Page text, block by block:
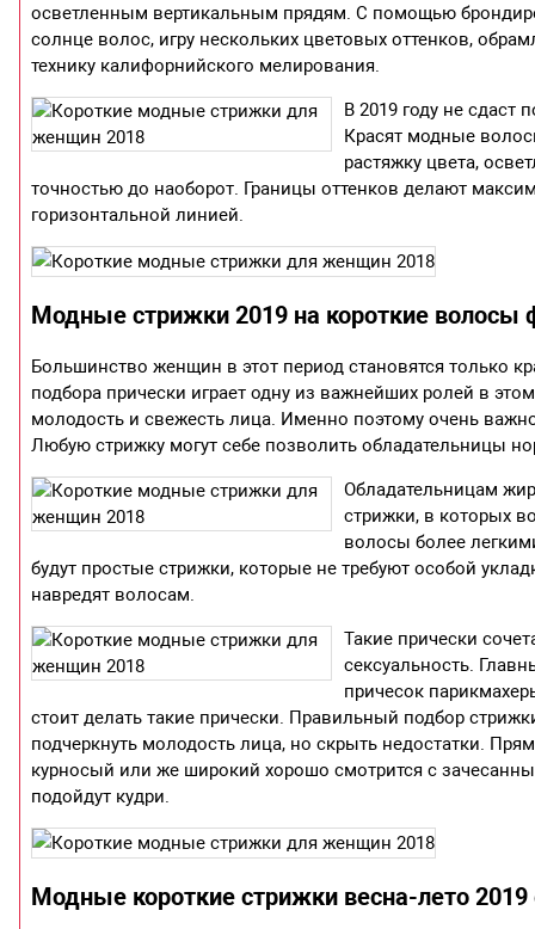
осветленным вертикальным прядям. С помощью
солнце волос, игру нескольких цветовых оттенков,
технику калифорнийского мелирования.
В 2019 году не сдаст
Красят модные
растяжку цвета,
точностью до наоборот. Границы оттенков делают
горизонтальной линией.
Модные стрижки 2019 на короткие волосы
Большинство женщин в этот период становятся только
подбора прически играет одну из важнейших ролей в
молодость и свежесть лица. Именно поэтому очень
Любую стрижку могут себе позволить обладательницы
Обладательницам
стрижки, в которых
волосы более
будут простые стрижки, которые не требуют особой
навредят волосам.
Такие прически
сексуальность.
причесок
стоит делать такие прически. Правильный подбор
подчеркнуть молодость лица, но скрыть недостатки.
курносый или же широкий хорошо смотрится с
подойдут кудри.
Модные короткие стрижки весна-лето